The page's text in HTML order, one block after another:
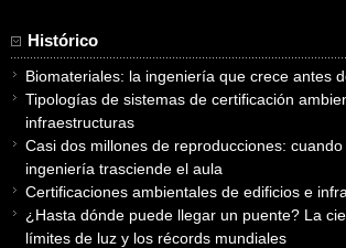
Histórico
Biomateriales: la ingeniería que crece antes
Tipologías de sistemas de certificación
infraestructuras
Casi dos millones de reproducciones:
ingeniería trasciende el aula
Certificaciones ambientales de edificios e
¿Hasta dónde puede llegar un puente? La
límites de luz y los récords mundiales